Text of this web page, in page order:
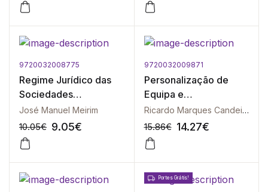
9720032008775
Regime Jurídico das
Sociedades
Desportivas Anotado
José Manuel Meirim
10.05€ 9.05€
9720032009871
Personalização de
Equipa e
Transformação de
Clube em Sociedade
Anónima Desportiva
Ricardo Marques Candeias
15.86€ 14.27€
Portes Grátis!